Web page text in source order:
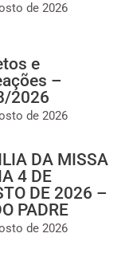
de 2026
e
–
2026
de 2026
DA MISSA
4 DE
DE 2026 –
PADRE
de 2026